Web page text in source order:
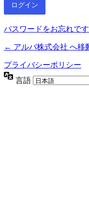
パスワードをお忘れで
← アルバ株式会社 へ移
プライバシーポリシー
言語